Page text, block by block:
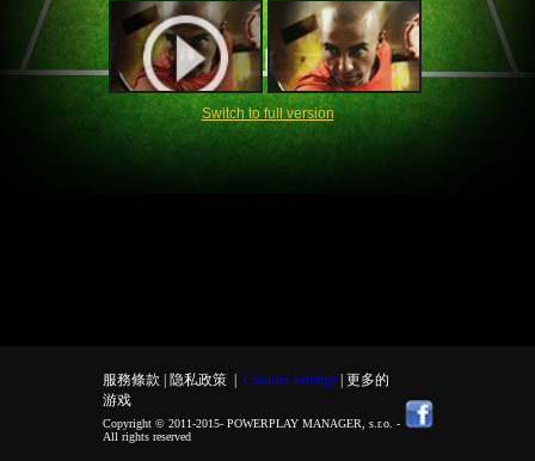
Switch to full version
服務條款 | 隐私政策| Cookies settings
| 更多的
游戏
Copyright © 2011-2015- POWERPLAY MANAGER, s.r.o. -
All rights reserved